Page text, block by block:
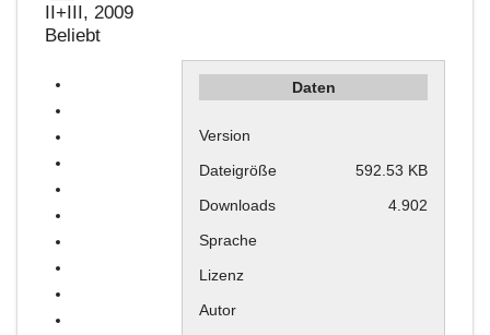
II+III, 2009
Beliebt
Daten
Version
Dateigröße
592.53 KB
Downloads
4.902
Sprache
Lizenz
Autor